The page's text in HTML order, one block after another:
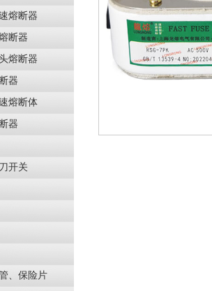
熔断器
断器
熔断器
器
熔断体
器
开关
、保险片